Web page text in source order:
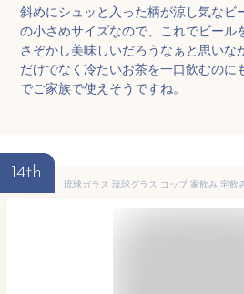
斜めにシュッと入った柄が涼し気なビ
の小さめサイズなので、これでビール
さぞかし美味しいだろうなぁと思いな
だけでなく冷たいお茶を一口飲むのに
でご家族で使えそうですね。
14th